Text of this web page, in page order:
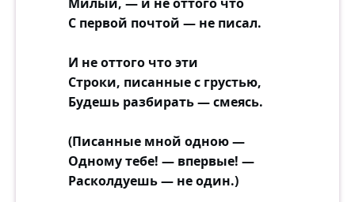
С первой почтой — не писал.
И не оттого что эти
Строки, писанные с грустью,
Будешь разбирать — смеясь.
(Писанные мной одною —
Одному тебе! — впервые! —
Расколдуешь — не один.)